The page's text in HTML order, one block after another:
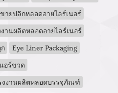
ขายปลิกหลอดอายไลร์เนอร์
านผลิตหลอดอายไลร์เนอร์
Eye Liner Packaging
อร์ขวด
งงานผลิตหลอดบรรจุภัณฑ์